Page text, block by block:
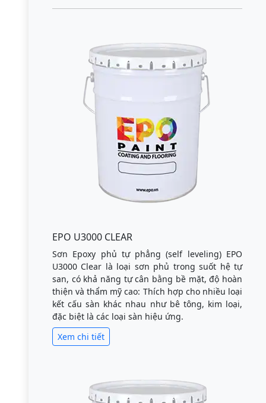
EPO U3000 CLEAR
Sơn Epoxy phủ tự phẳng (self leveling) EPO
U3000 Clear là loại sơn phủ trong suốt hệ tự
san, có khả năng tự cân bằng bề mặt, độ hoàn
thiện và thẩm mỹ cao: Thích hợp cho nhiều loại
kết cấu sàn khác nhau như bê tông, kim loại,
đặc biệt là các loại sàn hiệu ứng.
Xem chi tiết